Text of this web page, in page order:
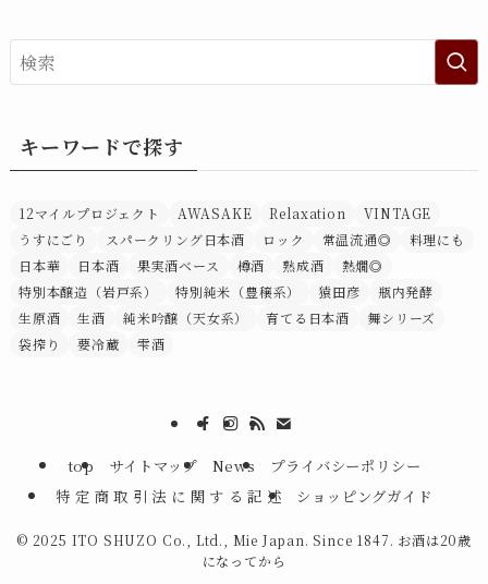
キーワードで探す
12マイルプロジェクト AWASAKE Relaxation
VINTAGE
うすにごり
スパークリング日本酒 ロック 常温流通◎
料理にも
日本華
日本酒 果実酒ベース 樽酒 熟成酒
熱燗◎
特別本醸造（岩戸系）
特別純米（豊穣系） 猿田彦
瓶内発酵
生原酒
生酒 純米吟醸（天女系） 育てる日本酒
舞シリーズ
袋搾り
要冷蔵 雫酒
top サイトマップ News
プライバシーポリシー
特 定 商 取 引 法 に 関 す る 記 述
ショッピングガイド
© 2025 ITO SHUZO Co., Ltd., Mie Japan. Since 1847. お酒は20歳
になってから